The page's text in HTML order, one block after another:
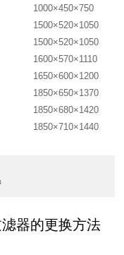
1000×450×750
1500×520×1050
1500×520×1050
1600×570×1110
1650×600×1200
1850×650×1370
1850×680×1420
1850×710×1440
器的更换方法